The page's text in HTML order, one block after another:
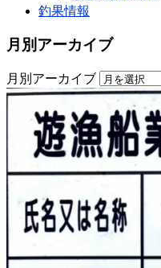
釣果情報
月別アーカイブ
月別アーカイブ